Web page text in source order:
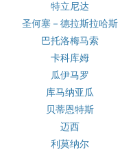
特立尼达
圣何塞－德拉斯拉哈斯
巴托洛梅马索
卡科库姆
瓜伊马罗
库马纳亚瓜
贝蒂恩特斯
迈西
利莫纳尔